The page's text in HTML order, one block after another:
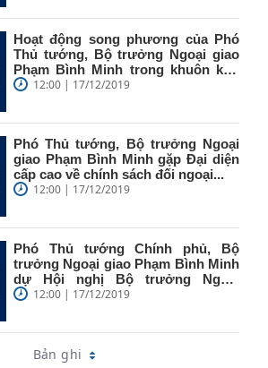
Hoạt động song phương của Phó
Thủ tướng, Bộ trưởng Ngoại giao
Phạm Bình Minh trong khuôn khổ
dự...12:00 | 17/12/2019
Phó Thủ tướng, Bộ trưởng Ngoại
giao Phạm Bình Minh gặp Đại diện
cấp cao về chính sách đối ngoại...
12:00 | 17/12/2019
Phó Thủ tướng Chính phủ, Bộ
trưởng Ngoại giao Phạm Bình Minh
dự Hội nghị Bộ trưởng Ngoại
giao...12:00 | 17/12/2019
Bản ghi